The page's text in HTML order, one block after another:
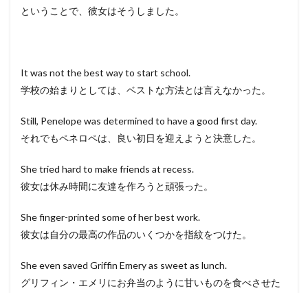
ということで、彼女はそうしました。
It was not the best way to start school.
学校の始まりとしては、ベストな方法とは言えなかった。
Still, Penelope was determined to have a good first day.
それでもペネロペは、良い初日を迎えようと決意した。
She tried hard to make friends at recess.
彼女は休み時間に友達を作ろうと頑張った。
She finger-printed some of her best work.
彼女は自分の最高の作品のいくつかを指紋をつけた。
She even saved Griffin Emery as sweet as lunch.
グリフィン・エメリにお弁当のように甘いものを食べさせた